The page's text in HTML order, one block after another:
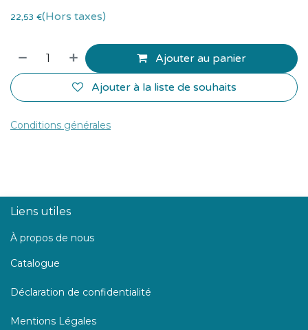
22,53 €(Hors taxes)
Ajouter au panier
Ajouter à la liste de souhaits
Conditions générales
Liens utiles
À propos de nous
Catalogue
Déclaration de confidentialité
Mentions Légales